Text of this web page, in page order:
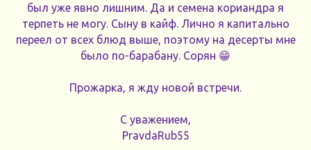
был уже явно лишним. Да и семена кориандра я
терпеть не могу. Сыну в кайф. Лично я капитально
переел от всех блюд выше, поэтому на десерты мне
было по-барабану. Сорян 😁
Прожарка, я жду новой встречи.
С уважением,
PravdaRub55